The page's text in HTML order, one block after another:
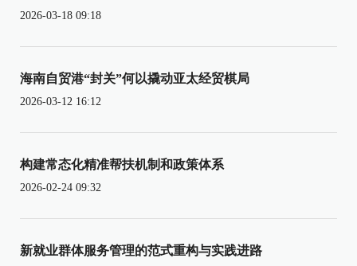
2026-03-18 09:18
海南自贸港“封关”何以撬动亚太经贸棋局
2026-03-12 16:12
构建常态化精准帮扶机制和政策体系
2026-02-24 09:32
新就业群体服务管理的范式重构与实践进路